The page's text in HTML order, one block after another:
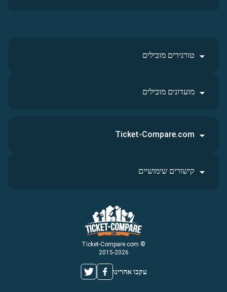
טורנירים מובילים
מועדונים מובילים
© Ticket-Compare.com
2015-2026
עקבו אחרינו
Ticket-Compare.com
קישורים שימושיים